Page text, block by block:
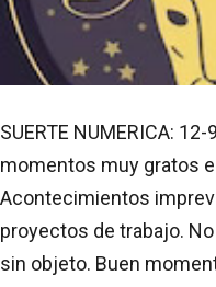
SUERTE NUMERICA:
momentos muy gratos
Acontecimientos
proyectos de trabajo.
sin objeto. Buen